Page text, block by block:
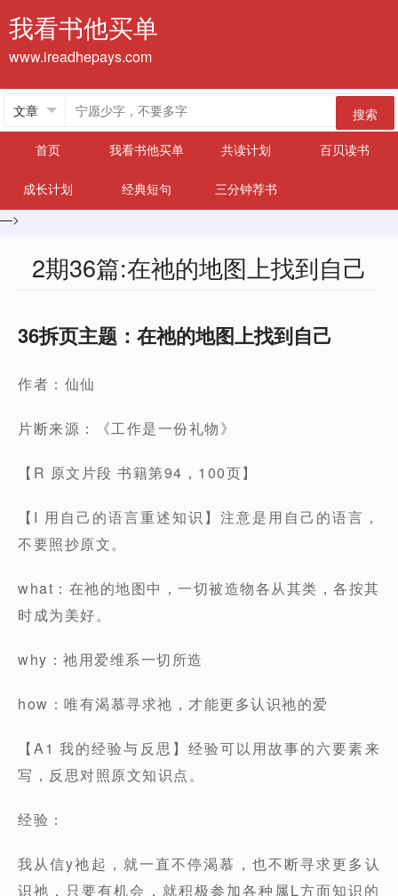
我看书他买单
www.ireadhepays.com
搜索
首页
我看书他买单 共读计划 百贝读书
成长计划 经典短句
三分钟荐书
—>
2期36篇:在祂的地图上找到自己
36拆页主题：在祂的地图上找到自己
作者：仙仙
片断来源：《工作是一份礼物》
【R 原文片段 书籍第94，100页】
【I 用自己的语言重述知识】注意是用自己的语言，
不要照抄原文。
what：在祂的地图中，一切被造物各从其类，各按其
时成为美好。
why：祂用爱维系一切所造
how：唯有渴慕寻求祂，才能更多认识祂的爱
【A1 我的经验与反思】经验可以用故事的六要素来
写，反思对照原文知识点。
经验：
我从信y祂起，就一直不停渴慕，也不断寻求更多认
识祂，只要有机会，就积极参加各种属L方面知识的